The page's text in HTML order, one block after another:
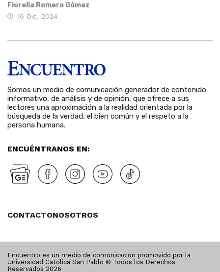
Fiorella Romero Gómez
16 Dic, 2024
Somos un medio de comunicación generador de contenido
informativo, de análisis y de opinión, que ofrece a sus
lectores una aproximación a la realidad orientada por la
búsqueda de la verdad, el bien común y el respeto a la
persona humana.
ENCUÉNTRANOS EN:
CONTACTONOSOTROS
Encuentro es un medio de comunicación promovido por la
Universidad Católica San Pablo © Todos los Derechos
Reservados 2026